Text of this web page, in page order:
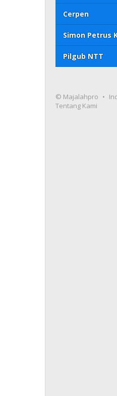
Cerpen
Simon Petrus
Pilgub NTT
© Majalahpro
Tentang Kami